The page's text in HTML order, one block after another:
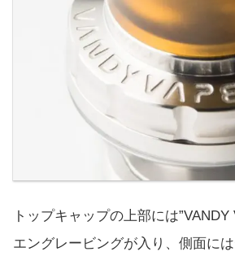
トップキャップの上部には”VANDY
エングレービングが入り、側面に